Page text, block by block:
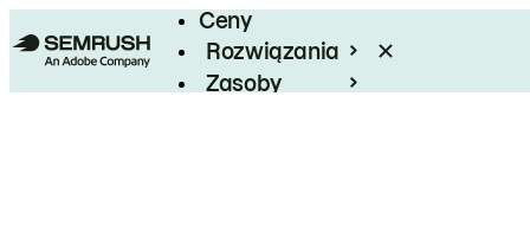
Ceny
Rozwiązania
Zasoby